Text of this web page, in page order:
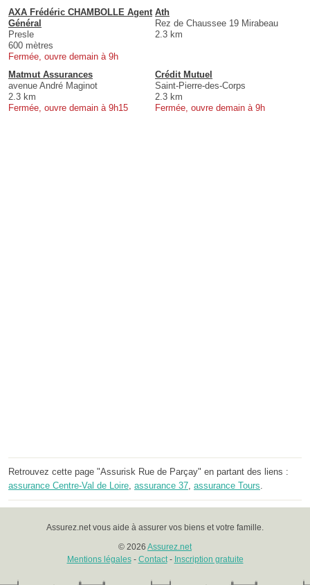
AXA Frédéric CHAMBOLLE Agent
Général
Presle
600 mètres
Fermée, ouvre demain à 9h
Ath
Rez de Chaussee 19 Mirabeau
2.3 km
Matmut Assurances
avenue André Maginot
2.3 km
Fermée, ouvre demain à 9h15
Crédit Mutuel
Saint-Pierre-des-Corps
2.3 km
Fermée, ouvre demain à 9h
Retrouvez cette page "Assurisk Rue de Parçay" en partant des liens :
assurance Centre-Val de Loire assurance 37 assurance Tours
Assurez.net vous aide à assurer vos biens et votre famille.
© 2026 Assurez.net
Mentions légales- Contact- Inscription gratuite